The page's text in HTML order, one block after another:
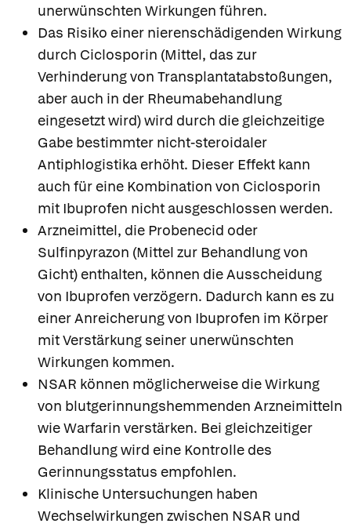
unerwünschten Wirkungen führen.
Das Risiko einer nierenschädigenden Wirkung
durch Ciclosporin (Mittel, das zur
Verhinderung von Transplantatabstoßungen,
aber auch in der Rheumabehandlung
eingesetzt wird) wird durch die gleichzeitige
Gabe bestimmter nicht-steroidaler
Antiphlogistika erhöht. Dieser Effekt kann
auch für eine Kombination von Ciclosporin
mit Ibuprofen nicht ausgeschlossen werden.
Arzneimittel, die Probenecid oder
Sulfinpyrazon (Mittel zur Behandlung von
Gicht) enthalten, können die Ausscheidung
von Ibuprofen verzögern. Dadurch kann es zu
einer Anreicherung von Ibuprofen im Körper
mit Verstärkung seiner unerwünschten
Wirkungen kommen.
NSAR können möglicherweise die Wirkung
von blutgerinnungshemmenden Arzneimitteln
wie Warfarin verstärken. Bei gleichzeitiger
Behandlung wird eine Kontrolle des
Gerinnungsstatus empfohlen.
Klinische Untersuchungen haben
Wechselwirkungen zwischen NSAR und